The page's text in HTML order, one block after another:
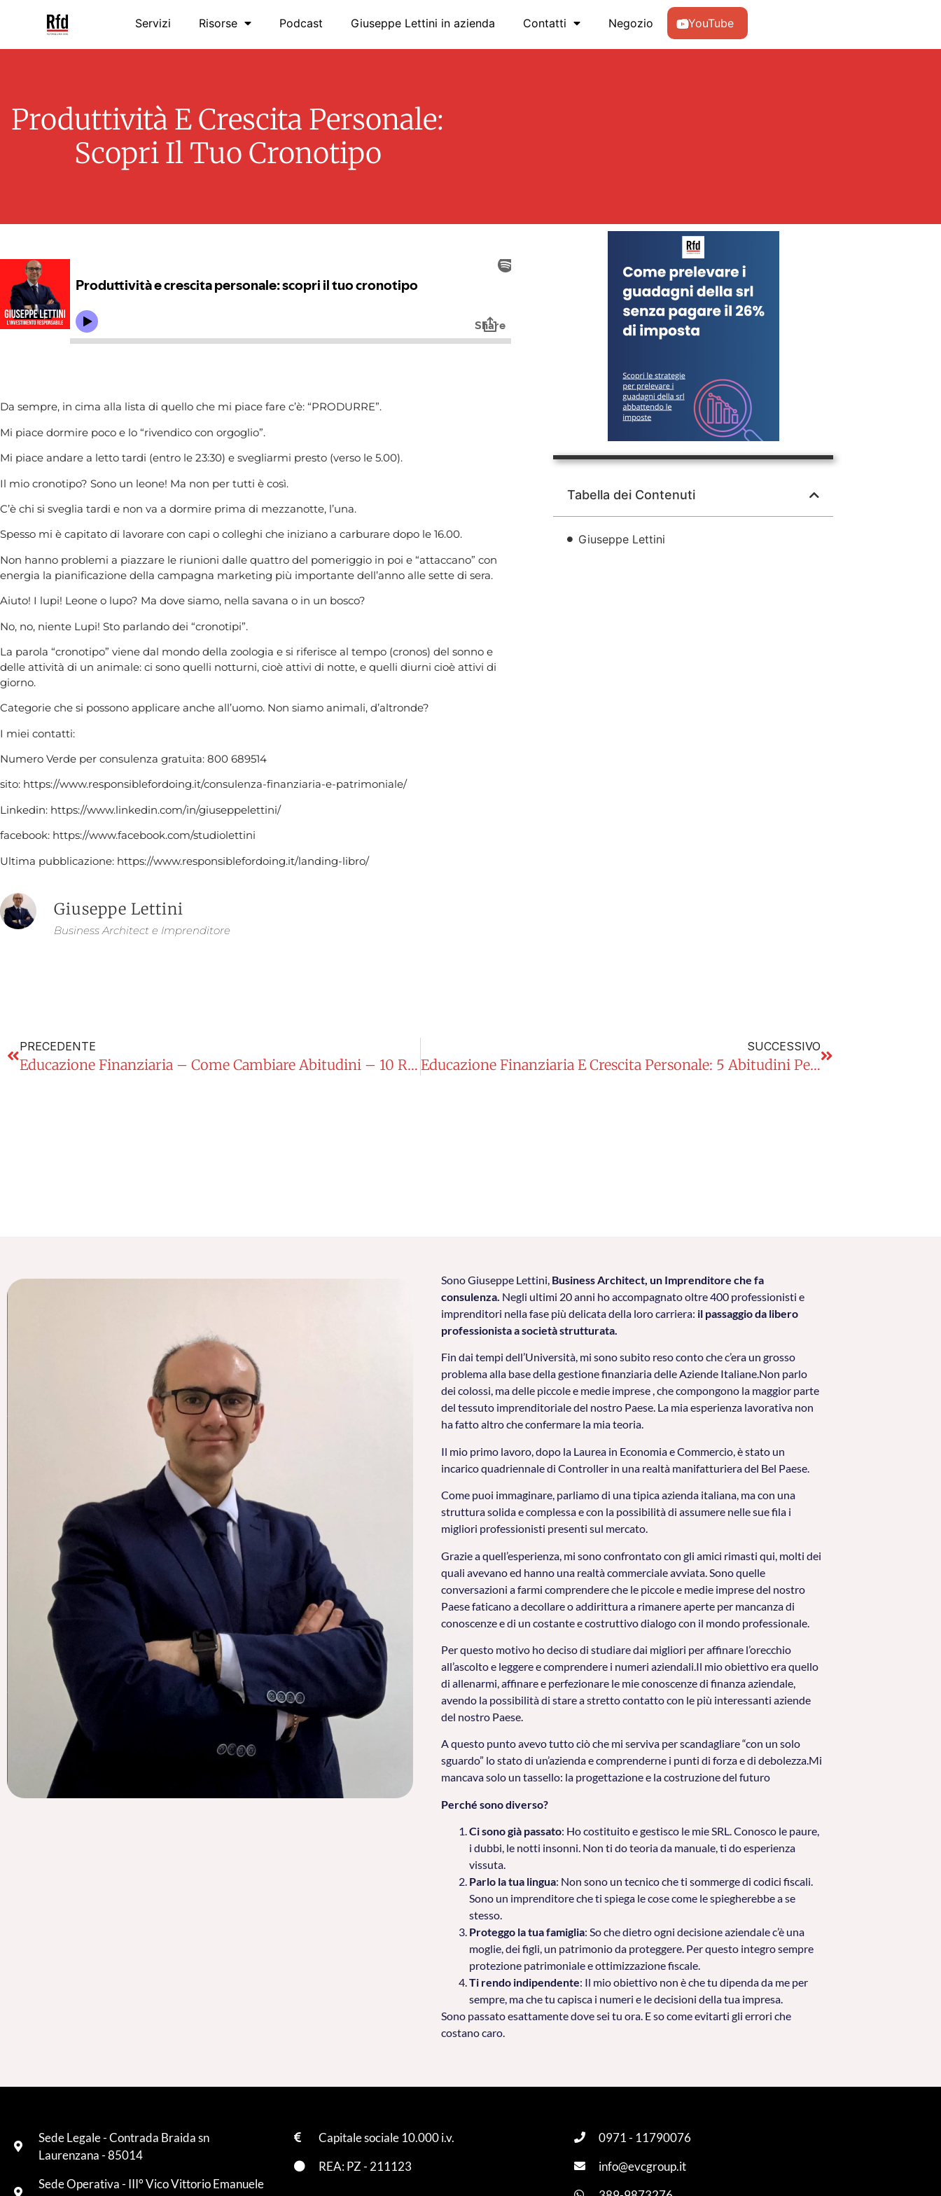
Servizi Risorse Podcast Giuseppe Lettini in azienda Contatti Negozio YouTube
Produttività E Crescita Personale:
Scopri Il Tuo Cronotipo
Da sempre, in cima alla lista di quello che mi piace fare c’è: “PRODURRE”.
Mi piace dormire poco e lo “rivendico con orgoglio”.
Mi piace andare a letto tardi (entro le 23:30) e svegliarmi presto (verso le 5.00).
Il mio cronotipo? Sono un leone! Ma non per tutti è così.
C’è chi si sveglia tardi e non va a dormire prima di mezzanotte, l’una.
Spesso mi è capitato di lavorare con capi o colleghi che iniziano a carburare dopo le 16.00.
Non hanno problemi a piazzare le riunioni dalle quattro del pomeriggio in poi e “attaccano” con
energia la pianificazione della campagna marketing più importante dell’anno alle sette di sera.
Aiuto! I lupi! Leone o lupo? Ma dove siamo, nella savana o in un bosco?
No, no, niente Lupi! Sto parlando dei “cronotipi”.
La parola “cronotipo” viene dal mondo della zoologia e si riferisce al tempo (cronos) del sonno e
delle attività di un animale: ci sono quelli notturni, cioè attivi di notte, e quelli diurni cioè attivi di
giorno.
Categorie che si possono applicare anche all’uomo. Non siamo animali, d’altronde?
I miei contatti:
Numero Verde per consulenza gratuita: 800 689514
sito: https://www.responsiblefordoing.it/consulenza-finanziaria-e-patrimoniale/
Linkedin: https://www.linkedin.com/in/giuseppelettini/
facebook: https://www.facebook.com/studiolettini
Ultima pubblicazione: https://www.responsiblefordoing.it/landing-libro/
Giuseppe Lettini
Business Architect e Imprenditore
Tabella dei Contenuti
Giuseppe Lettini
PRECEDENTE
Educazione Finanziaria – Come Cambiare Abitudini – 10 Regole
SUCCESSIVO
Educazione Finanziaria E Crescita Personale: 5 Abitudini Per Cambiare Vita
Sono Giuseppe Lettini, Business Architect, un Imprenditore che fa
consulenza. Negli ultimi 20 anni ho accompagnato oltre 400 professionisti e
imprenditori nella fase più delicata della loro carriera: il passaggio da libero
professionista a società strutturata.
Fin dai tempi dell’Università, mi sono subito reso conto che c’era un grosso
problema alla base della gestione finanziaria delle Aziende Italiane.Non parlo
dei colossi, ma delle piccole e medie imprese , che compongono la maggior parte
del tessuto imprenditoriale del nostro Paese. La mia esperienza lavorativa non
ha fatto altro che confermare la mia teoria.
Il mio primo lavoro, dopo la Laurea in Economia e Commercio, è stato un
incarico quadriennale di Controller in una realtà manifatturiera del Bel Paese.
Come puoi immaginare, parliamo di una tipica azienda italiana, ma con una
struttura solida e complessa e con la possibilità di assumere nelle sue fila i
migliori professionisti presenti sul mercato.
Grazie a quell’esperienza, mi sono confrontato con gli amici rimasti qui, molti dei
quali avevano ed hanno una realtà commerciale avviata. Sono quelle
conversazioni a farmi comprendere che le piccole e medie imprese del nostro
Paese faticano a decollare o addirittura a rimanere aperte per mancanza di
conoscenze e di un costante e costruttivo dialogo con il mondo professionale.
Per questo motivo ho deciso di studiare dai migliori per affinare l’orecchio
all’ascolto e leggere e comprendere i numeri aziendali.Il mio obiettivo era quello
di allenarmi, affinare e perfezionare le mie conoscenze di finanza aziendale,
avendo la possibilità di stare a stretto contatto con le più interessanti aziende
del nostro Paese.
A questo punto avevo tutto ciò che mi serviva per scandagliare “con un solo
sguardo” lo stato di un’azienda e comprenderne i punti di forza e di debolezza.Mi
mancava solo un tassello: la progettazione e la costruzione del futuro
Perché sono diverso?
Ci sono già passato: Ho costituito e gestisco le mie SRL. Conosco le paure,
i dubbi, le notti insonni. Non ti do teoria da manuale, ti do esperienza
vissuta.
Parlo la tua lingua: Non sono un tecnico che ti sommerge di codici fiscali.
Sono un imprenditore che ti spiega le cose come le spiegherebbe a se
stesso.
Proteggo la tua famiglia: So che dietro ogni decisione aziendale c’è una
moglie, dei figli, un patrimonio da proteggere. Per questo integro sempre
protezione patrimoniale e ottimizzazione fiscale.
Ti rendo indipendente: Il mio obiettivo non è che tu dipenda da me per
sempre, ma che tu capisca i numeri e le decisioni della tua impresa.
Sono passato esattamente dove sei tu ora. E so come evitarti gli errori che
costano caro.
Sede Legale - Contrada Braida sn
Laurenzana - 85014
Sede Operativa - III° Vico Vittorio Emanuele
Capitale sociale 10.000 i.v.
REA: PZ - 211123
0971 - 11790076
info@evcgroup.it